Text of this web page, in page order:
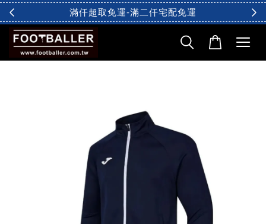
滿仟超取免運-滿二仟宅配免運